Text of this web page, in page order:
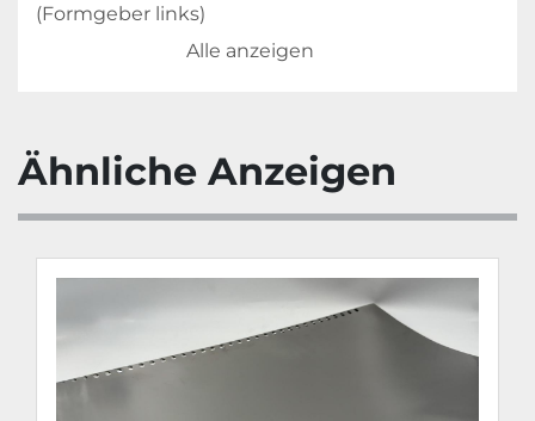
(Formgeber links)
MÜLLER MARTINI Nr.: R255.7086.5
BF 524, BF 525, BF 526, BF 527
Alle anzeigen
Ähnliche Anzeigen